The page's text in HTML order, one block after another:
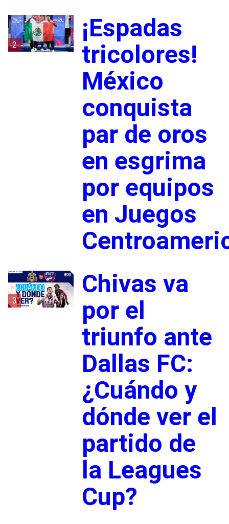
2
¡Espadas
tricolores!
México
conquista
par de oros
en esgrima
por equipos
en Juegos
3
Chivas va
por el
triunfo ante
Dallas FC:
¿Cuándo y
dónde ver el
partido de
la Leagues
Cup?